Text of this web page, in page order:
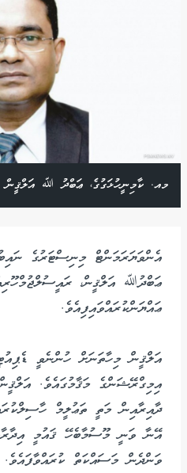
މއ. ކާމިނީހުޅަގުގެ، ޢަބްދު ﷲ އަލްޤީން
އެންވަޔަރަމަންޓް މިނިސްޓަރުގެ
ޢަބްދުﷲ އަލްޤީން،
ޢައްޔަންކުރައްވައިފިއެވެ.
އަލްޤީން މިހާތަނަށް ހުންނެވީ
އިމިގްރޭޝަންގެ މަޤާމުގައެވެ.
ދާއިރާއިން މަތީ ތަޢުލީމް
އޭނާ ވަނީ މޫސުމާބެހޭ ޤައުމީ
ވަންދެން މަސައްކަތް ކުރައްވާފައެވެ.